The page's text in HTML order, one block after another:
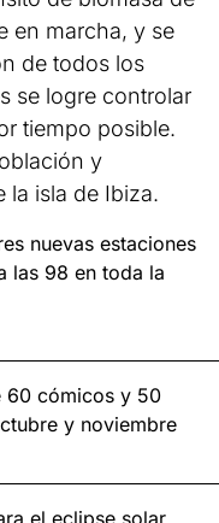
en marcha, y se
de todos los
se logre controlar
tiempo posible.
y
la isla de Ibiza.
nuevas estaciones
las 98 en toda la
60 cómicos y 50
y noviembre